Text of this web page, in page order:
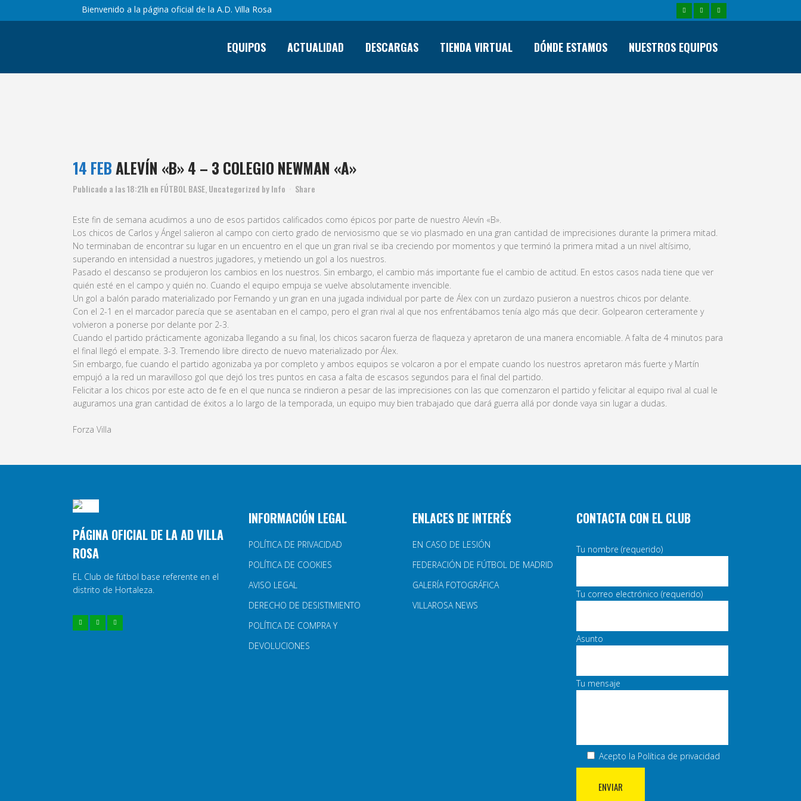
Bienvenido a la página oficial de la A.D. Villa Rosa
EQUIPOS ACTUALIDAD DESCARGAS TIENDA VIRTUAL DÓNDE ESTAMOS NUESTROS EQUIPOS
14 FEBALEVÍN «B» 4 – 3 COLEGIO NEWMAN «A»
Publicado a las 18:21h en FÚTBOL BASE Uncategorized byInfo Share
Este fin de semana acudimos a uno de esos partidos calificados como épicos por parte de nuestro Alevín «B».
Los chicos de Carlos y Ángel salieron al campo con cierto grado de nerviosismo que se vio plasmado en una gran cantidad de imprecisiones durante la primera mitad.
No terminaban de encontrar su lugar en un encuentro en el que un gran rival se iba creciendo por momentos y que terminó la primera mitad a un nivel altísimo,
superando en intensidad a nuestros jugadores, y metiendo un gol a los nuestros.
Pasado el descanso se produjeron los cambios en los nuestros. Sin embargo, el cambio más importante fue el cambio de actitud. En estos casos nada tiene que ver
quién esté en el campo y quién no. Cuando el equipo empuja se vuelve absolutamente invencible.
Un gol a balón parado materializado por Fernando y un gran en una jugada individual por parte de Álex con un zurdazo pusieron a nuestros chicos por delante.
Con el 2-1 en el marcador parecía que se asentaban en el campo, pero el gran rival al que nos enfrentábamos tenía algo más que decir. Golpearon certeramente y
volvieron a ponerse por delante por 2-3.
Cuando el partido prácticamente agonizaba llegando a su final, los chicos sacaron fuerza de flaqueza y apretaron de una manera encomiable. A falta de 4 minutos para
el final llegó el empate. 3-3. Tremendo libre directo de nuevo materializado por Álex.
Sin embargo, fue cuando el partido agonizaba ya por completo y ambos equipos se volcaron a por el empate cuando los nuestros apretaron más fuerte y Martín
empujó a la red un maravilloso gol que dejó los tres puntos en casa a falta de escasos segundos para el final del partido.
Felicitar a los chicos por este acto de fe en el que nunca se rindieron a pesar de las imprecisiones con las que comenzaron el partido y felicitar al equipo rival al cual le
auguramos una gran cantidad de éxitos a lo largo de la temporada, un equipo muy bien trabajado que dará guerra allá por donde vaya sin lugar a dudas.
Forza Villa
PÁGINA OFICIAL DE LA AD VILLA
ROSA
EL Club de fútbol base referente en el
distrito de Hortaleza.
INFORMACIÓN LEGAL
POLÍTICA DE PRIVACIDAD
POLÍTICA DE COOKIES
AVISO LEGAL
DERECHO DE DESISTIMIENTO
POLÍTICA DE COMPRA Y
DEVOLUCIONES
ENLACES DE INTERÉS
EN CASO DE LESIÓN
FEDERACIÓN DE FÚTBOL DE MADRID
GALERÍA FOTOGRÁFICA
VILLAROSA NEWS
CONTACTA CON EL CLUB
Tu nombre (requerido)
Tu correo electrónico (requerido)
Asunto
Tu mensaje
Acepto la Política de privacidad